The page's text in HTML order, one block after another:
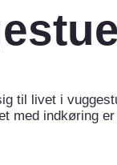
til livet i
med indkøring